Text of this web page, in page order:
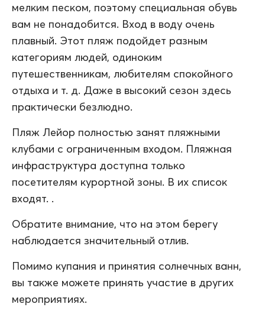
мелким песком, поэтому специальная обувь
вам не понадобится. Вход в воду очень
плавный. Этот пляж подойдет разным
категориям людей, одиноким
путешественникам, любителям спокойного
отдыха и т. д. Даже в высокий сезон здесь
практически безлюдно.
Пляж Лейор полностью занят пляжными
клубами с ограниченным входом. Пляжная
инфраструктура доступна только
посетителям курортной зоны. В их список
входят. .
Обратите внимание, что на этом берегу
наблюдается значительный отлив.
Помимо купания и принятия солнечных ванн,
вы также можете принять участие в других
мероприятиях.